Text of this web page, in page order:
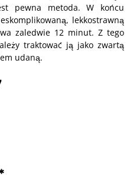
pewna metoda. W końcu
lekkostrawną
zaledwie 12 minut. Z tego
traktować ją jako zwartą
udaną.